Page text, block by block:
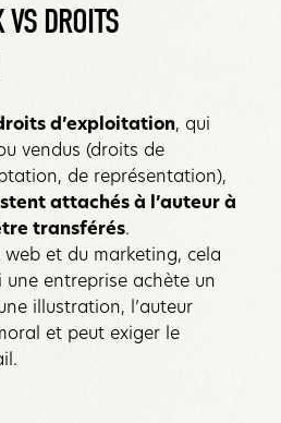
VS DROITS
d’exploitation, qui
vendus (droits de
de représentation),
attachés à l’auteur à
transférés.
et du marketing, cela
une entreprise achète un
illustration, l’auteur
et peut exiger le